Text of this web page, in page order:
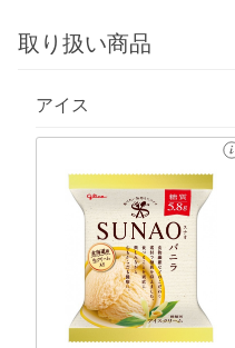
取り扱い商品
アイス